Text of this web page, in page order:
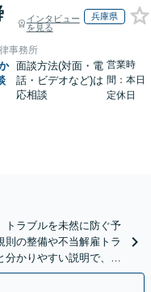
インタビュー
を見る
兵庫県
事務所
面談方法(対面・電
話・ビデオなど)は
応相談
営業時
間：本日
定休日
トラブルを未然に防ぐ予
則の整備や不当解雇トラ
分かりやすい説明で、経